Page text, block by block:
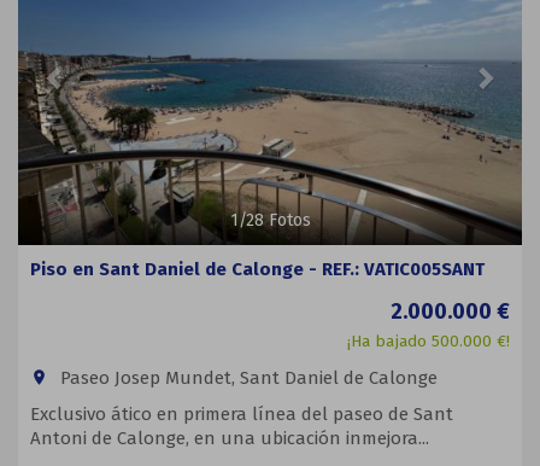
1/28Fotos
Piso en Sant Daniel de Calonge - REF.: VATIC005SANT
2.000.000 €
¡Ha bajado 500.000 €!
room
Paseo Josep Mundet, Sant Daniel de Calonge
Exclusivo ático en primera línea del paseo de Sant
Antoni de Calonge, en una ubicación inmejora...